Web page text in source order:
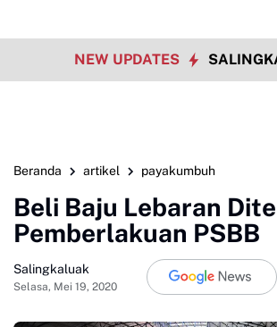
NEW UPDATES
Beranda artikel payakumbuh
Beli Baju Lebaran
Pemberlakuan PSBB
Salingkaluak
Selasa, Mei 19, 2020